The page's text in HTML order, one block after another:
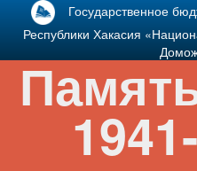
Государственное
Республики Хакасия